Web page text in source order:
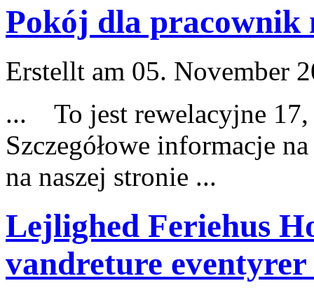
Pokój dla pracownik
Erstellt am 05. November
... To jest rewelacyjne
Szczegółowe informacje
na naszej stronie ...
Lejlighed Feriehus
vandreture